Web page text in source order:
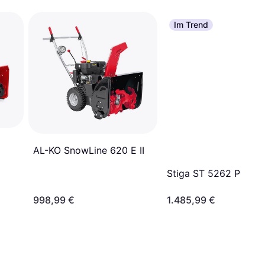
AL-KO SnowLine 620 E II
998,99 €
Im Trend
Stiga ST 5262 P
1.485,99 €